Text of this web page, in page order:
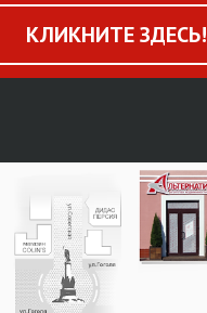
КЛИКНИТЕ ЗДЕСЬ!